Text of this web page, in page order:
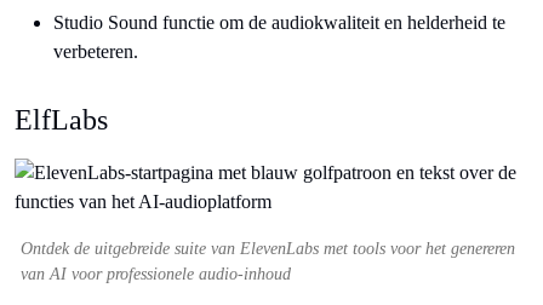
Studio Sound functie om de audiokwaliteit en helderheid te
verbeteren.
ElfLabs
Ontdek de uitgebreide suite van ElevenLabs met tools voor het genereren
van AI voor professionele audio-inhoud